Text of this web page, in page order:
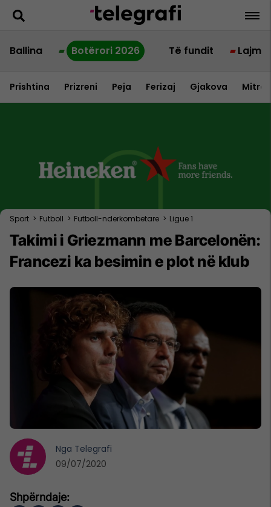
Ballina Botërori 2026 Të fundit Lajme
Prishtina Prizreni Peja Ferizaj Gjakova
Sport > Futboll > Futboll-nderkombetare > Ligue 1
Takimi i Griezmann me Barcelonën:
Francezi ka besimin e plot në klub
Nga Telegrafi
09/07/2020